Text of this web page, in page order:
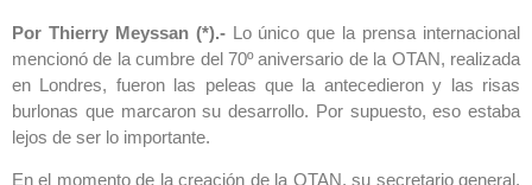
Por Thierry Meyssan (*).- Lo único que la prensa internacional
mencionó de la cumbre del 70º aniversario de la OTAN, ‎realizada
en Londres, fueron las peleas que la antecedieron y las risas
burlonas que marcaron su ‎desarrollo. Por supuesto, eso estaba
lejos de ser lo importante. ‎
En el momento de la creación de la OTAN, su secretario general,